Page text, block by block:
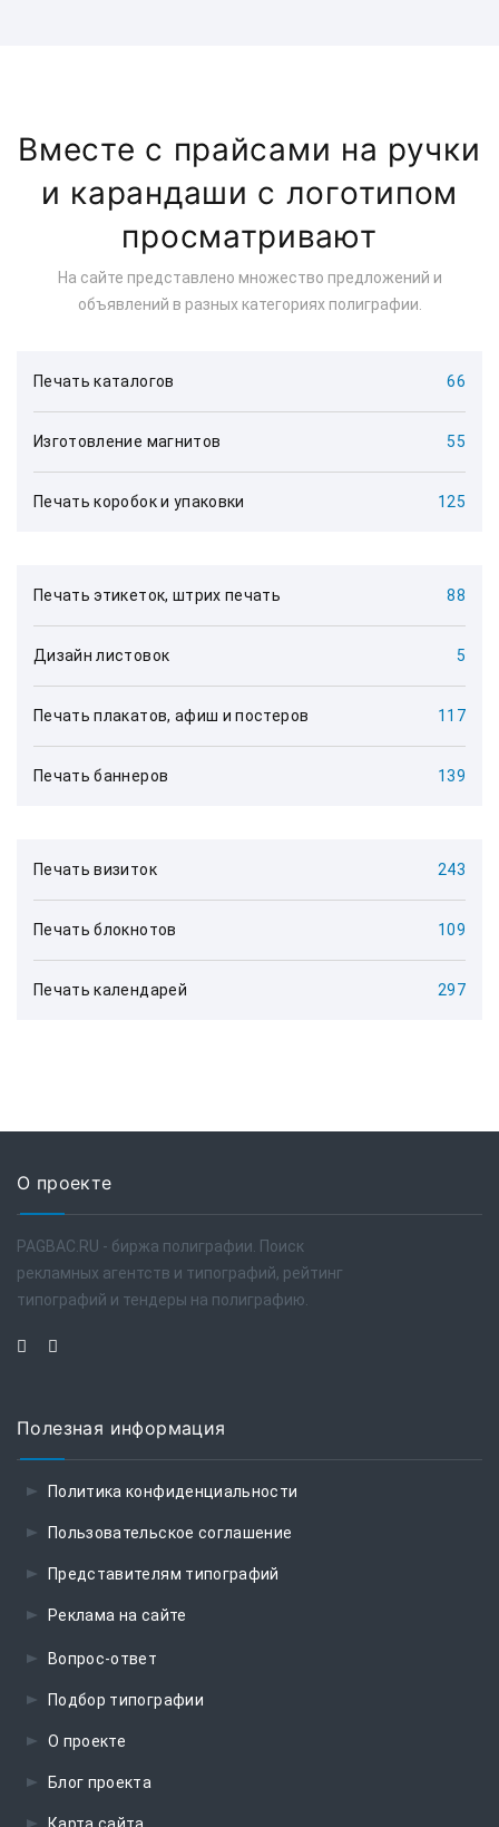
Вместе с прайсами на ручки
и карандаши с логотипом
просматривают
На сайте представлено множество предложений и
объявлений в разных категориях полиграфии.
Печать каталогов 66
Изготовление магнитов 55
Печать коробок и упаковки 125
Печать этикеток, штрих печать 88
Дизайн листовок 5
Печать плакатов, афиш и постеров 117
Печать баннеров 139
Печать визиток 243
Печать блокнотов 109
Печать календарей 297
О проекте
PAGBAC.RU - биржа полиграфии. Поиск
рекламных агентств и типографий, рейтинг
типографий и тендеры на полиграфию.
Полезная информация
Политика конфиденциальности
Пользовательское соглашение
Представителям типографий
Реклама на сайте
Вопрос-ответ
Подбор типографии
О проекте
Блог проекта